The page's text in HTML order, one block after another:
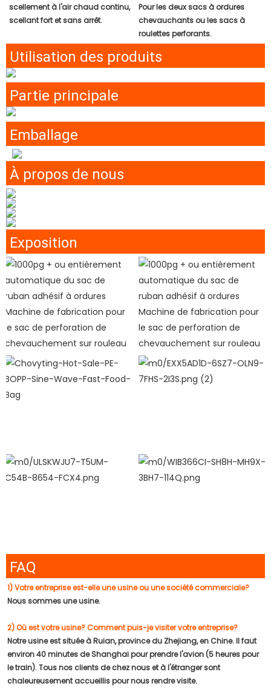
scellement à l'air chaud continu,
scellant fort et sans arrêt.
Pour les deux sacs à ordures
chevauchants ou les sacs à
roulettes perforants.
Utilisation des produits
Partie principale
Emballage
À propos de nous
Exposition
FAQ
1) Votre entreprise est-elle une usine ou une société commerciale?
Nous sommes une usine.
2) Où est votre usine? Comment puis-je visiter votre entreprise?
Notre usine est située à Ruian, province du Zhejiang, en Chine. Il faut
environ 40 minutes de Shanghai pour prendre l'avion (5 heures pour
le train). Tous nos clients de chez nous et à l'étranger sont
chaleureusement accueillis pour nous rendre visite.